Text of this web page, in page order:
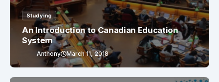
Studying
An Introduction to Canadian Education
System
Anthony March 11, 2018